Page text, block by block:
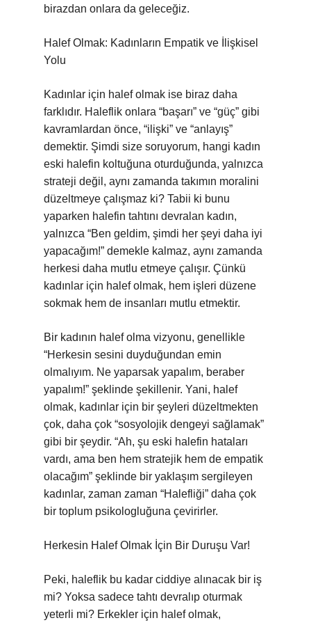
birazdan onlara da geleceğiz.
Halef Olmak: Kadınların Empatik ve İlişkisel
Yolu
Kadınlar için halef olmak ise biraz daha
farklıdır. Haleflik onlara “başarı” ve “güç” gibi
kavramlardan önce, “ilişki” ve “anlayış”
demektir. Şimdi size soruyorum, hangi kadın
eski halefin koltuğuna oturduğunda, yalnızca
strateji değil, aynı zamanda takımın moralini
düzeltmeye çalışmaz ki? Tabii ki bunu
yaparken halefin tahtını devralan kadın,
yalnızca “Ben geldim, şimdi her şeyi daha iyi
yapacağım!” demekle kalmaz, aynı zamanda
herkesi daha mutlu etmeye çalışır. Çünkü
kadınlar için halef olmak, hem işleri düzene
sokmak hem de insanları mutlu etmektir.
Bir kadının halef olma vizyonu, genellikle
“Herkesin sesini duyduğundan emin
olmalıyım. Ne yaparsak yapalım, beraber
yapalım!” şeklinde şekillenir. Yani, halef
olmak, kadınlar için bir şeyleri düzeltmekten
çok, daha çok “sosyolojik dengeyi sağlamak”
gibi bir şeydir. “Ah, şu eski halefin hataları
vardı, ama ben hem stratejik hem de empatik
olacağım” şeklinde bir yaklaşım sergileyen
kadınlar, zaman zaman “Halefliği” daha çok
bir toplum psikologluğuna çevirirler.
Herkesin Halef Olmak İçin Bir Duruşu Var!
Peki, haleflik bu kadar ciddiye alınacak bir iş
mi? Yoksa sadece tahtı devralıp oturmak
yeterli mi? Erkekler için halef olmak,